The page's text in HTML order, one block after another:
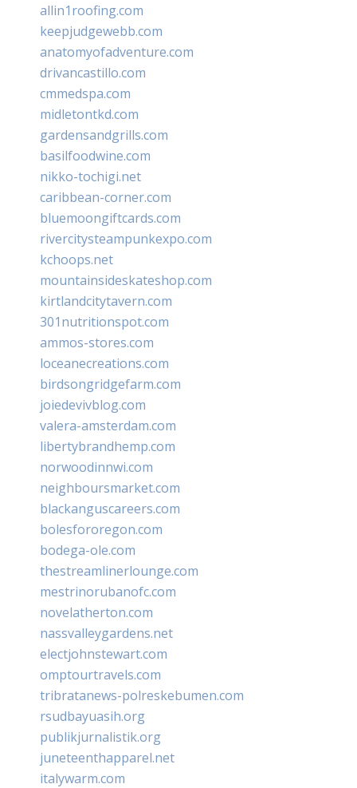
allin1roofing.com
keepjudgewebb.com
anatomyofadventure.com
drivancastillo.com
cmmedspa.com
midletontkd.com
gardensandgrills.com
basilfoodwine.com
nikko-tochigi.net
caribbean-corner.com
bluemoongiftcards.com
rivercitysteampunkexpo.com
kchoops.net
mountainsideskateshop.com
kirtlandcitytavern.com
301nutritionspot.com
ammos-stores.com
loceanecreations.com
birdsongridgefarm.com
joiedevivblog.com
valera-amsterdam.com
libertybrandhemp.com
norwoodinnwi.com
neighboursmarket.com
blackanguscareers.com
bolesfororegon.com
bodega-ole.com
thestreamlinerlounge.com
mestrinorubanofc.com
novelatherton.com
nassvalleygardens.net
electjohnstewart.com
omptourtravels.com
tribratanews-polreskebumen.com
rsudbayuasih.org
publikjurnalistik.org
juneteenthapparel.net
italywarm.com